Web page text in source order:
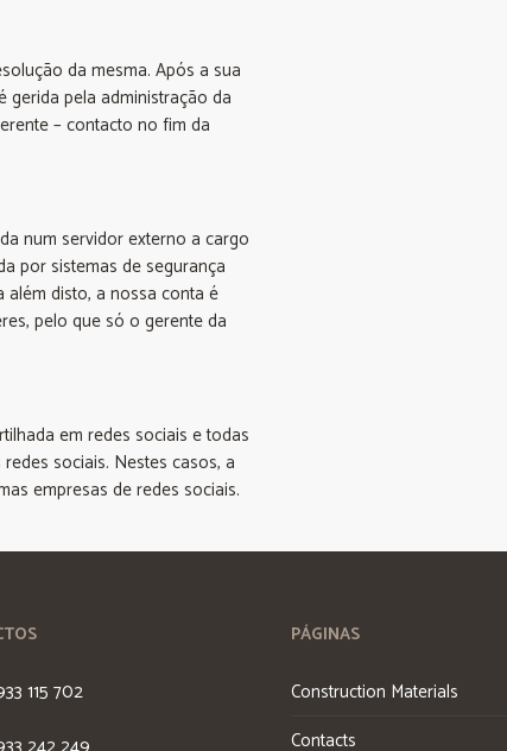
da mesma. Após a sua
pela administração da
– contacto no fim da
num servidor externo a cargo
por sistemas de segurança
além disto, a nossa conta é
pelo que só o gerente da
em redes sociais e todas
sociais. Nestes casos, a
empresas de redes sociais.
115 702
PÁGINAS
Construction Materials
Contacts